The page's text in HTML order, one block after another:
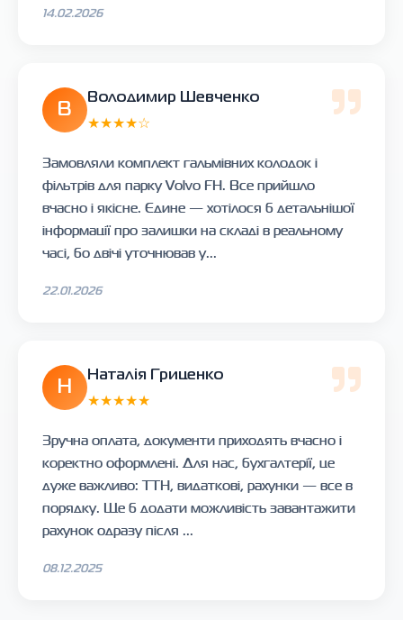
14.02.2026
В
Володимир Шевченко
★★★★☆
Замовляли комплект гальмівних колодок і
фільтрів для парку Volvo FH. Все прийшло
вчасно і якісне. Єдине — хотілося б детальнішої
інформації про залишки на складі в реальному
часі, бо двічі уточнював у...
22.01.2026
Н
Наталія Гриценко
★★★★★
Зручна оплата, документи приходять вчасно і
коректно оформлені. Для нас, бухгалтерії, це
дуже важливо: ТТН, видаткові, рахунки — все в
порядку. Ще б додати можливість завантажити
рахунок одразу після ...
08.12.2025